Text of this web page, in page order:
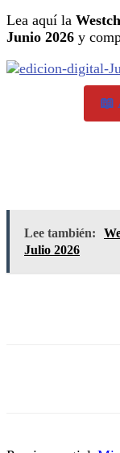
Lea aquí la
Junio 2026 y
📖
Lee también:
Julio 2026